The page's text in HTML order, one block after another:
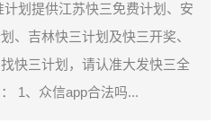
划提供江苏快三免费计划、安
、吉林快三计划及快三开奖、
快三计划，请认准大发快三全
1、众信app合法吗...